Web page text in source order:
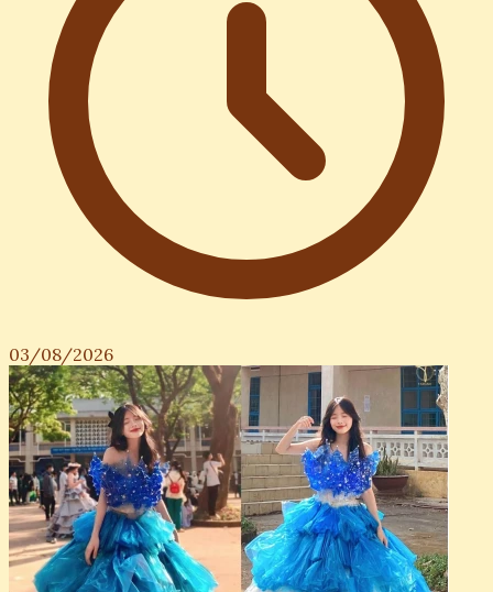
03/08/2026